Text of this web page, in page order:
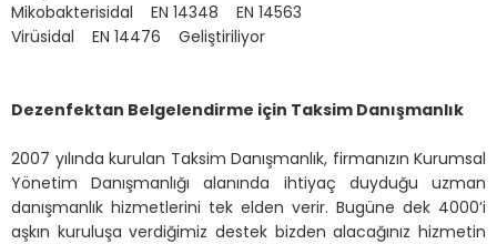
Mikobakterisidal EN 14348 EN 14563
Virüsidal EN 14476 Geliştiriliyor
Dezenfektan Belgelendirme için Taksim Danışmanlık
2007 yılında kurulan Taksim Danışmanlık, firmanızın Kurumsal
Yönetim Danışmanlığı alanında ihtiyaç duyduğu uzman
danışmanlık hizmetlerini tek elden verir. Bugüne dek 4000’i
aşkın kuruluşa verdiğimiz destek bizden alacağınız hizmetin